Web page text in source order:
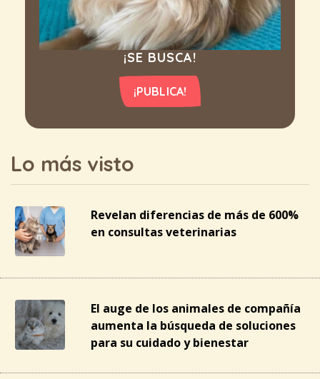
¡SE BUSCA!
¡PUBLICA!
Lo más visto
Revelan diferencias de más de 600%
en consultas veterinarias
El auge de los animales de compañía
aumenta la búsqueda de soluciones
para su cuidado y bienestar